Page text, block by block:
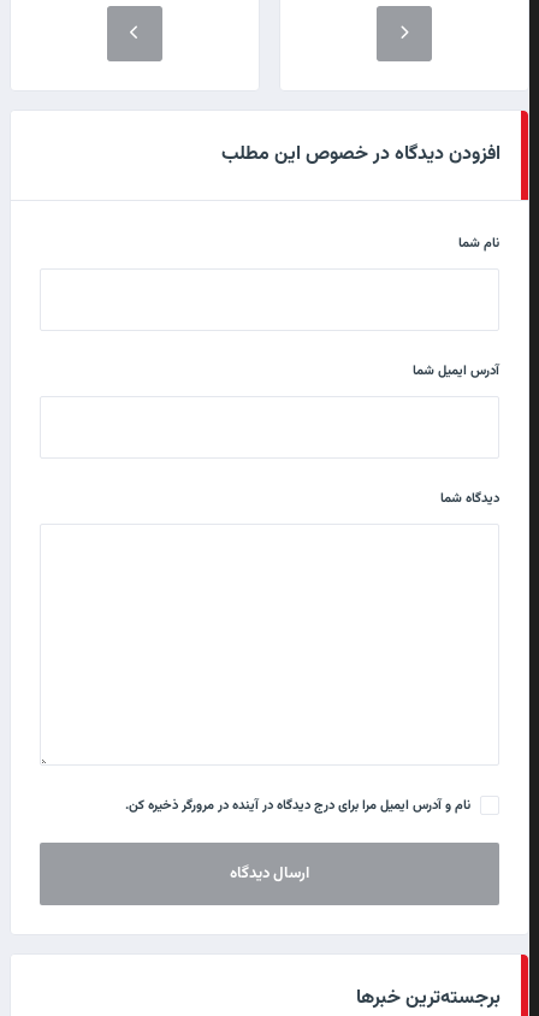
افزودن دیدگاه در خصوص این مطلب
نام شما
آدرس ایمیل شما
دیدگاه شما
نام و آدرس ایمیل مرا برای درج دیدگاه در آینده در مرورگر ذخیره کن.
برجسته‌ترین خبرها